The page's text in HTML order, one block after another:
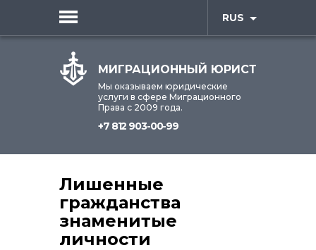
RUS
МИГРАЦИОННЫЙ ЮРИСТ
Мы оказываем юридические
услуги в сфере Миграционного
Права с 2009 года.
+7 812 903-00-99
Лишенные
гражданства
знаменитые
личности